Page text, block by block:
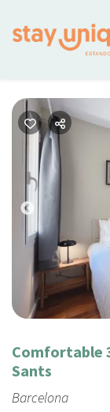
Previous
Comfortable
Sants
Barcelona